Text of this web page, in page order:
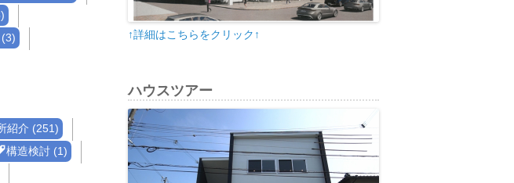
紹介 (251)
構造検討 (1)
↑詳細はこちらをクリック↑
ハウスツアー